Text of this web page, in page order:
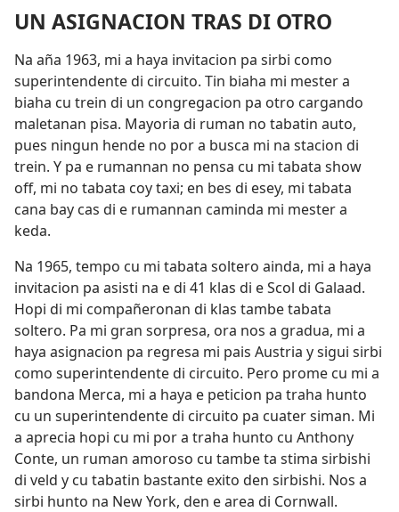
UN ASIGNACION TRAS DI OTRO
Na aña 1963, mi a haya invitacion pa sirbi como
superintendente di circuito. Tin biaha mi mester a
biaha cu trein di un congregacion pa otro cargando
maletanan pisa. Mayoria di ruman no tabatin auto,
pues ningun hende no por a busca mi na stacion di
trein. Y pa e rumannan no pensa cu mi tabata show
off, mi no tabata coy taxi; en bes di esey, mi tabata
cana bay cas di e rumannan caminda mi mester a
keda.
Na 1965, tempo cu mi tabata soltero ainda, mi a haya
invitacion pa asisti na e di 41 klas di e Scol di Galaad.
Hopi di mi compañeronan di klas tambe tabata
soltero. Pa mi gran sorpresa, ora nos a gradua, mi a
haya asignacion pa regresa mi pais Austria y sigui sirbi
como superintendente di circuito. Pero prome cu mi a
bandona Merca, mi a haya e peticion pa traha hunto
cu un superintendente di circuito pa cuater siman. Mi
a aprecia hopi cu mi por a traha hunto cu Anthony
Conte, un ruman amoroso cu tambe ta stima sirbishi
di veld y cu tabatin bastante exito den sirbishi. Nos a
sirbi hunto na New York, den e area di Cornwall.